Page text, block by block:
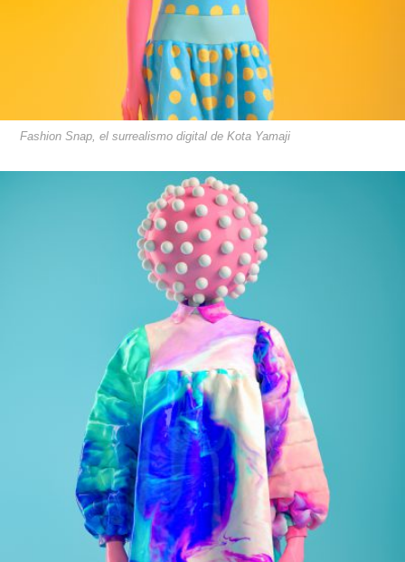
Fashion Snap, el surrealismo digital de Kota Yamaji